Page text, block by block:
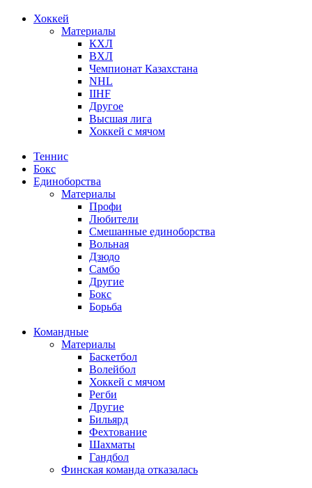
Хоккей
Материалы
КХЛ
ВХЛ
Чемпионат Казахстана
NHL
IIHF
Другое
Высшая лига
Хоккей с мячом
Теннис
Бокс
Единоборства
Материалы
Профи
Любители
Смешанные единоборства
Вольная
Дзюдо
Самбо
Другие
Бокс
Борьба
Командные
Материалы
Баскетбол
Волейбол
Хоккей с мячом
Регби
Другие
Бильярд
Фехтование
Шахматы
Гандбол
Финская команда отказалась